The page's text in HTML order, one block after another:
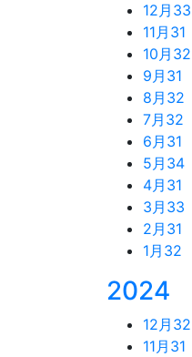
12月 33
11月 31
10月 32
9月 31
8月 32
7月 32
6月 31
5月 34
4月 31
3月 33
2月 31
1月 32
2024
12月 32
11月 31